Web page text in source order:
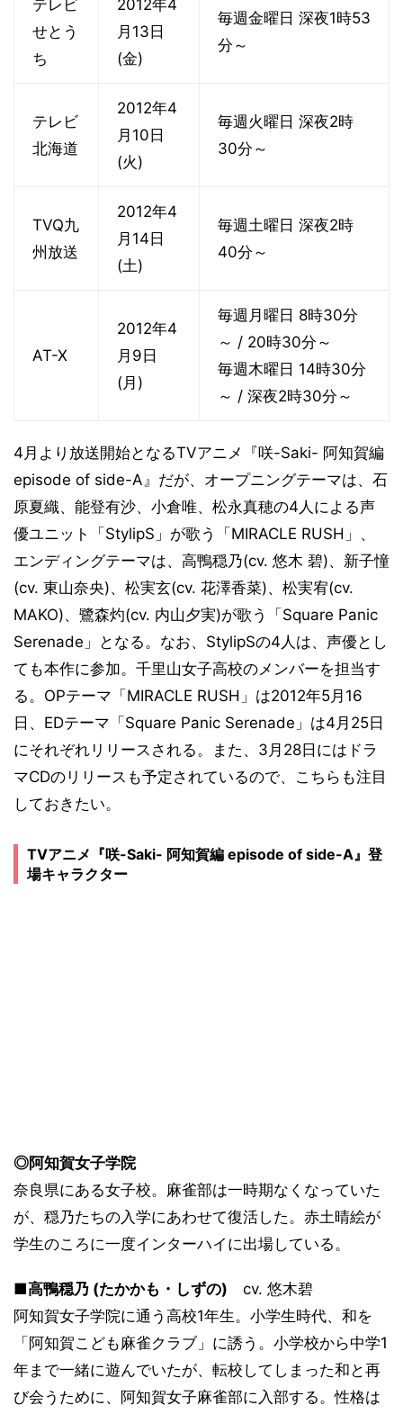
テレビ
せとう
ち
2012年4
月13日
(金)
毎週金曜日 深夜1時53
分～
テレビ
北海道
2012年4
月10日
(火)
毎週火曜日 深夜2時
30分～
TVQ九
州放送
2012年4
月14日
(土)
毎週土曜日 深夜2時
40分～
AT-X
2012年4
月9日
(月)
毎週月曜日 8時30分
～ / 20時30分～
毎週木曜日 14時30分
～ / 深夜2時30分～
4月より放送開始となるTVアニメ『咲-Saki- 阿知賀編
episode of side-A』だが、オープニングテーマは、石
原夏織、能登有沙、小倉唯、松永真穂の4人による声
優ユニット「StylipS」が歌う「MIRACLE RUSH」、
エンディングテーマは、高鴨穏乃(cv. 悠木 碧)、新子憧
(cv. 東山奈央)、松実玄(cv. 花澤香菜)、松実宥(cv.
MAKO)、鷺森灼(cv. 内山夕実)が歌う「Square Panic
Serenade」となる。なお、StylipSの4人は、声優とし
ても本作に参加。千里山女子高校のメンバーを担当す
る。OPテーマ「MIRACLE RUSH」は2012年5月16
日、EDテーマ「Square Panic Serenade」は4月25日
にそれぞれリリースされる。また、3月28日にはドラ
マCDのリリースも予定されているので、こちらも注目
しておきたい。
TVアニメ『咲-Saki- 阿知賀編 episode of side-A』登
場キャラクター
◎阿知賀女子学院
奈良県にある女子校。麻雀部は一時期なくなっていた
が、穏乃たちの入学にあわせて復活した。赤土晴絵が
学生のころに一度インターハイに出場している。
■高鴨穏乃 (たかかも・しずの) cv. 悠木碧
阿知賀女子学院に通う高校1年生。小学生時代、和を
「阿知賀こども麻雀クラブ」に誘う。小学校から中学1
年まで一緒に遊んでいたが、転校してしまった和と再
び会うために、阿知賀女子麻雀部に入部する。性格は